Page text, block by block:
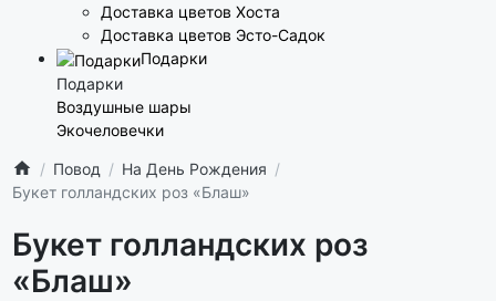
Доставка цветов Хоста
Доставка цветов Эсто-Садок
Подарки
Подарки
Воздушные шары
Экочеловечки
Повод
На День Рождения
Букет голландских роз «Блаш»
Букет голландских роз
«Блаш»